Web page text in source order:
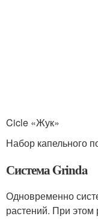
Cicle «Жук»
Набор капельного
Система Grinda
Одновременно
растений. При этом